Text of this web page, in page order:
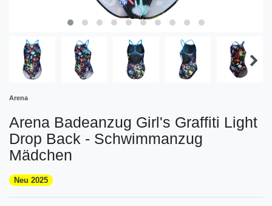
Arena
Arena Badeanzug Girl's Graffiti Light
Drop Back - Schwimmanzug
Mädchen
Neu 2025